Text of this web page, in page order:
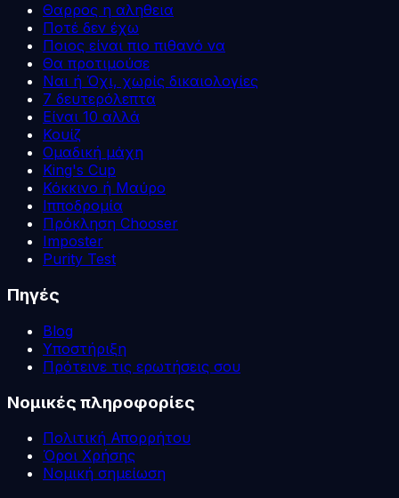
Θαρρος η αληθεια
Ποτέ δεν έχω
Ποιος είναι πιο πιθανό να
Θα προτιμούσε
Ναι ή Όχι, χωρίς δικαιολογίες
7 δευτερόλεπτα
Είναι 10 αλλά
Κουίζ
Ομαδική μάχη
King's Cup
Κόκκινο ή Μαύρο
Ιπποδρομία
Πρόκληση Chooser
Imposter
Purity Test
Πηγές
Blog
Υποστήριξη
Πρότεινε τις ερωτήσεις σου
Νομικές πληροφορίες
Πολιτική Απορρήτου
Όροι Χρήσης
Νομική σημείωση